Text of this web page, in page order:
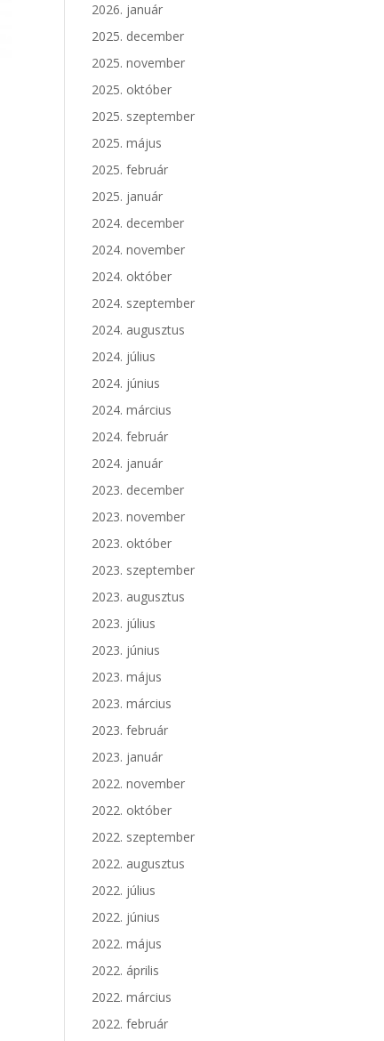
2026. január
2025. december
2025. november
2025. október
2025. szeptember
2025. május
2025. február
2025. január
2024. december
2024. november
2024. október
2024. szeptember
2024. augusztus
2024. július
2024. június
2024. március
2024. február
2024. január
2023. december
2023. november
2023. október
2023. szeptember
2023. augusztus
2023. július
2023. június
2023. május
2023. március
2023. február
2023. január
2022. november
2022. október
2022. szeptember
2022. augusztus
2022. július
2022. június
2022. május
2022. április
2022. március
2022. február